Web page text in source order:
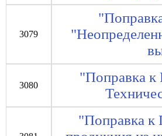
3079
3080
"Поправка к
"Поправка к